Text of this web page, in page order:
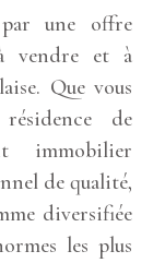
une offre
à vendre et à
Que vous
de
immobilier
de qualité,
diversifiée
les plus